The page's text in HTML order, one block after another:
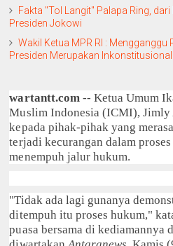
Fakta "Tol Langit" Palapa Ring,
Presiden Jokowi
Wakil Ketua MPR RI : Mengganggu
Presiden Merupakan Inkonstitusional
wartantt.com -- Ketua Umum
Muslim Indonesia (ICMI), Jimly
kepada pihak-pihak yang
terjadi kecurangan dalam
menempuh jalur hukum.
"Tidak ada lagi gunanya
ditempuh itu proses hukum,"
puasa bersama di kediamannya